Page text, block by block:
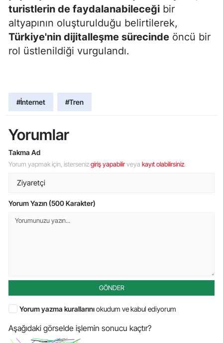
turistlerin de faydalanabileceği bir
altyapının oluşturulduğu belirtilerek,
Türkiye'nin dijitalleşme sürecinde öncü bir
rol üstlenildiği vurgulandı.
#İnternet #Tren
Yorumlar
Takma Ad
Yorum yapmak için, istersenizgiriş yapabilirveya kayıt olabilirsiniz.
Yorum Yazın (500 Karakter)
GÖNDER
Yorum yazma kurallarınıokudum ve kabul ediyorum
Aşağıdaki görselde işlemin sonucu kaçtır?